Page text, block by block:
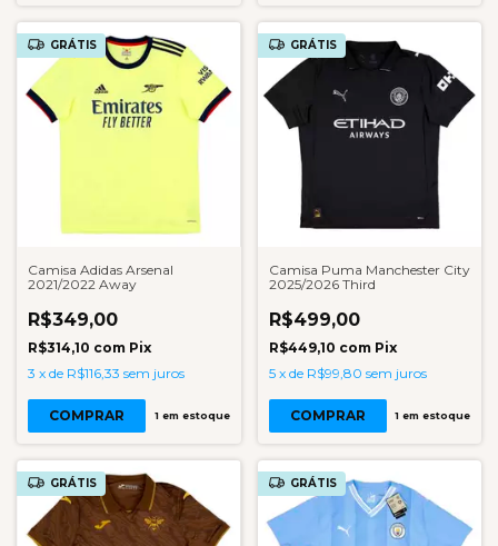
GRÁTIS
Camisa Adidas Arsenal
2021/2022 Away
R$349,00
R$314,10 com Pix
3 x de R$116,33 sem juros
COMPRAR 1em estoque
GRÁTIS
Camisa Puma Manchester City
2025/2026 Third
R$499,00
R$449,10 com Pix
5 x de R$99,80 sem juros
COMPRAR 1 em estoque
GRÁTIS GRÁTIS